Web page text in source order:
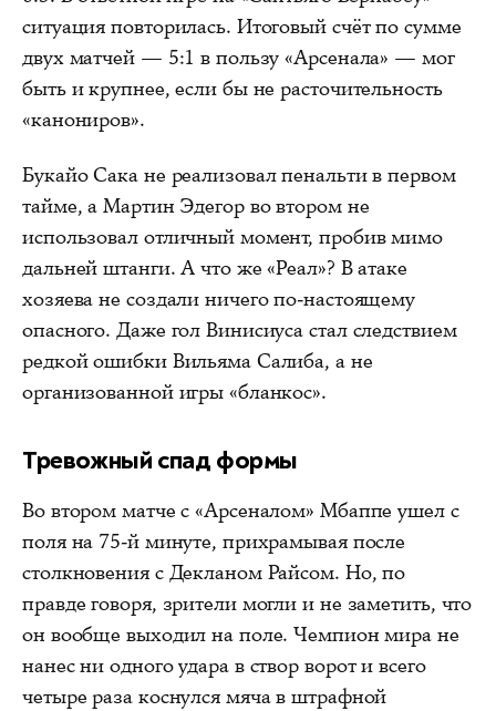
ситуация повторилась. Итоговый счёт по сумме
двух матчей — 5:1 в пользу «Арсенала» — мог
быть и крупнее, если бы не расточительность
«канониров».
Букайо Сака не реализовал пенальти в первом
тайме, а Мартин Эдегор во втором не
использовал отличный момент, пробив мимо
дальней штанги. А что же «Реал»? В атаке
хозяева не создали ничего по-настоящему
опасного. Даже гол Винисиуса стал следствием
редкой ошибки Вильяма Салиба, а не
организованной игры «бланкос».
Тревожный спад формы
Во втором матче с «Арсеналом» Мбаппе ушел с
поля на 75-й минуте, прихрамывая после
столкновения с Декланом Райсом. Но, по
правде говоря, зрители могли и не заметить, что
он вообще выходил на поле. Чемпион мира не
нанес ни одного удара в створ ворот и всего
четыре раза коснулся мяча в штрафной